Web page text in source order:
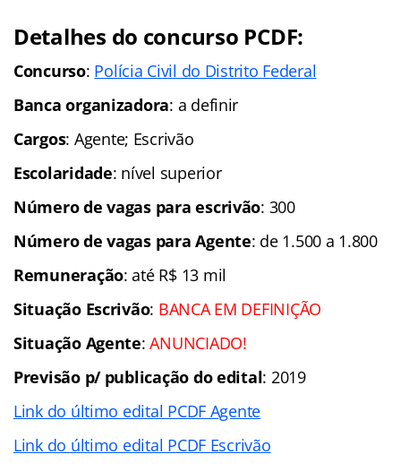
Detalhes do concurso PCDF:
Concurso: Polícia Civil do Distrito Federal
Banca organizadora: a definir
Cargos: Agente; Escrivão
Escolaridade: nível superior
Número de vagas para escrivão: 300
Número de vagas para Agente: de 1.500 a 1.800
Remuneração: até R$ 13 mil
Situação Escrivão: BANCA EM DEFINIÇÃO
Situação Agente:ANUNCIADO!
Previsão p/ publicação do edital: 2019
Link do último edital PCDF Agente
Link do último edital PCDF Escrivão